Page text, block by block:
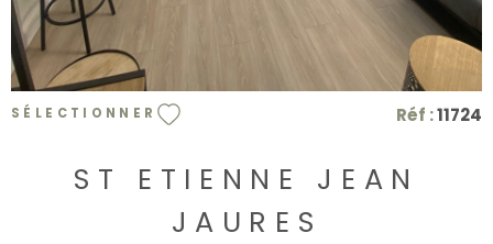
SÉLECTIONNER Réf :11724
ST ETIENNE JEAN
JAURES